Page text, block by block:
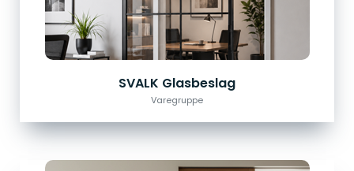
SVALK Glasbeslag
Varegruppe